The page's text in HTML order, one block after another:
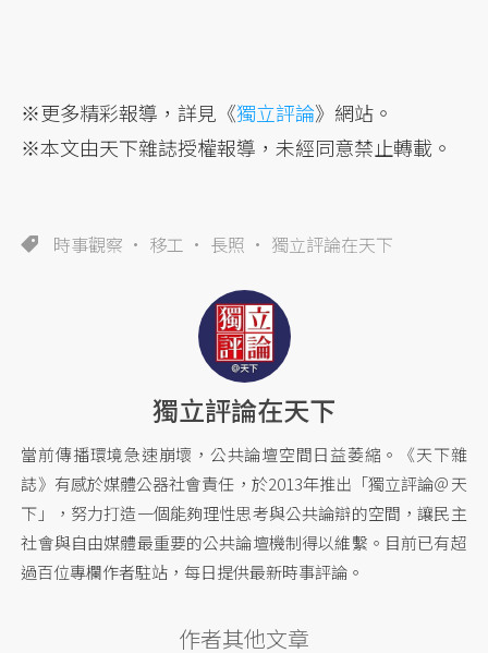
※更多精彩報導，詳見《獨立評論》網站。
※本文由天下雜誌授權報導，未經同意禁止轉載。
時事觀察 移工 長照 獨立評論在天下
獨立評論在天下
當前傳播環境急速崩壞，公共論壇空間日益萎縮。《天下雜
誌》有感於媒體公器社會責任，於2013年推出「獨立評論＠天
下」，努力打造一個能夠理性思考與公共論辯的空間，讓民主
社會與自由媒體最重要的公共論壇機制得以維繫。目前已有超
過百位專欄作者駐站，每日提供最新時事評論。
作者其他文章